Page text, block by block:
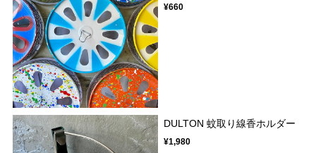
¥660
DULTON 蚊取り線香ホルダー
¥1,980